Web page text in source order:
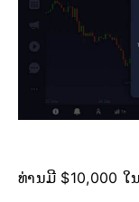
ທ່ານມີ $10,000 ໃ